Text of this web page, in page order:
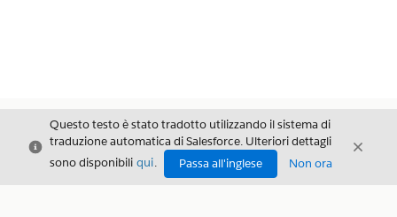
Chiudi
Questo testo è stato tradotto utilizzando il sistema di
traduzione automatica di Salesforce. Ulteriori dettagli
sono disponibili qui. Passa all'inglese Non ora
Chiudi